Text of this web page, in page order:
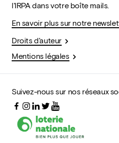
l'IRPA dans votre boîte mails.
En savoir plus sur notre
Droits d'auteur
Mentions légales
Suivez-nous sur nos réseaux